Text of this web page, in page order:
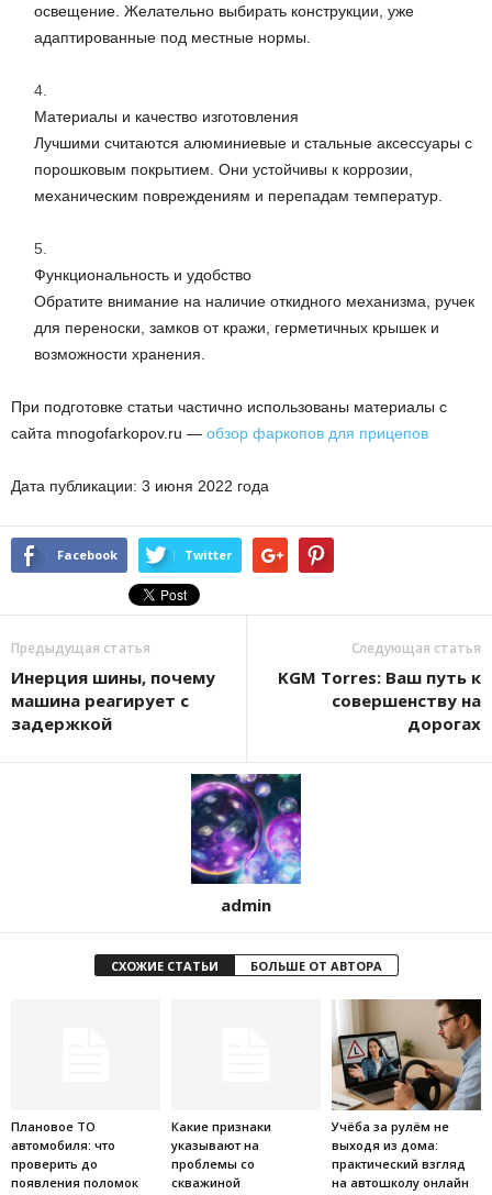
освещение. Желательно выбирать конструкции, уже
адаптированные под местные нормы.
Материалы и качество изготовления
Лучшими считаются алюминиевые и стальные аксессуары с
порошковым покрытием. Они устойчивы к коррозии,
механическим повреждениям и перепадам температур.
Функциональность и удобство
Обратите внимание на наличие откидного механизма, ручек
для переноски, замков от кражи, герметичных крышек и
возможности хранения.
При подготовке статьи частично использованы материалы с
сайта mnogofarkopov.ru — обзор фаркопов для прицепов
Дата публикации: 3 июня 2022 года
Facebook Twitter
Предыдущая статья
Инерция шины, почему
машина реагирует с
задержкой
Следующая статья
KGM Torres: Ваш путь к
совершенству на
дорогах
admin
СХОЖИЕ СТАТЬИ БОЛЬШЕ ОТ АВТОРА
Плановое ТО
автомобиля: что
проверить до
появления поломок
Какие признаки
указывают на
проблемы со
скважиной
Учёба за рулём не
выходя из дома:
практический взгляд
на автошколу онлайн